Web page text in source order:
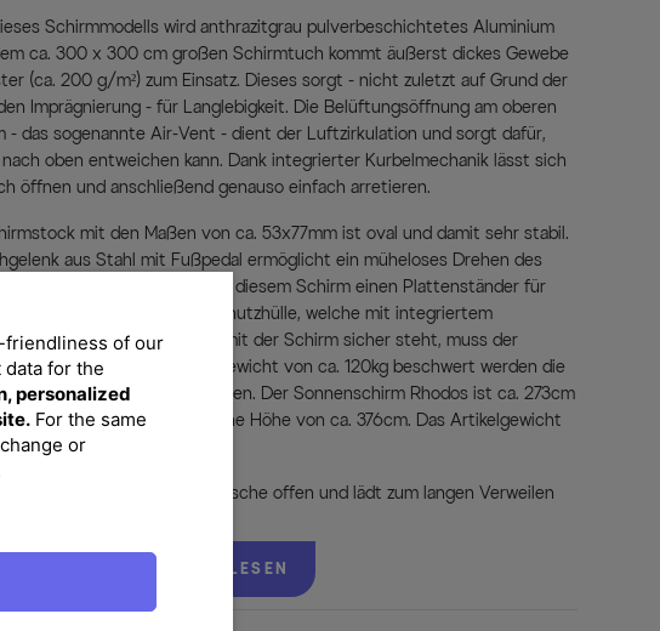
Schirmmodells wird anthrazitgrau pulverbeschichtetes Aluminium
ca. 300 x 300 cm großen Schirmtuch kommt äußerst dickes Gewebe
(ca. 200 g/m²) zum Einsatz. Dieses sorgt - nicht zuletzt auf Grund der
Imprägnierung - für Langlebigkeit. Die Belüftungsöffnung am oberen
- das sogenannte Air-Vent - dient der Luftzirkulation und sorgt dafür,
oben entweichen kann. Dank integrierter Kurbelmechanik lässt sich
öffnen und anschließend genauso einfach arretieren.
mit den Maßen von ca. 53x77mm ist oval und damit sehr stabil.
aus Stahl mit Fußpedal ermöglicht ein müheloses Drehen des
Zusätzlich erhalten Sie mit diesem Schirm einen Plattenständer für
eine lichtundurchlässige Schutzhülle, welche mit integriertem
Stab ausgestattet ist. Damit der Schirm sicher steht, muss der
Wegplatten bis zu einem Gewicht von ca. 120kg beschwert werden die
im Lieferumfang enthalten. Der Sonnenschirm Rhodos ist ca. 273cm
Schirmtuch ergibt sich eine Höhe von ca. 376cm. Das Artikelgewicht
lässt definitiv keine Wünsche offen und lädt zum langen Verweilen
Dieser Schirm kann ohne Adapterplatte mit unseren OUTFLEXX
dem OUTFLEXX Bodenanker kombiniert werden.
WEITERLESEN
friendliness of our
for the
personalized
For the same
or